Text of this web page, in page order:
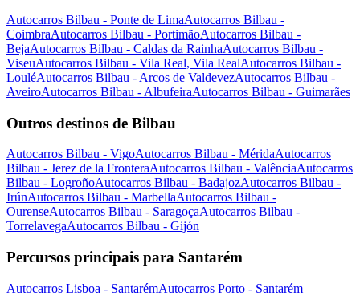
Autocarros Bilbau - Ponte de LimaAutocarros Bilbau -
CoimbraAutocarros Bilbau - PortimãoAutocarros Bilbau -
BejaAutocarros Bilbau - Caldas da RainhaAutocarros Bilbau -
ViseuAutocarros Bilbau - Vila Real, Vila RealAutocarros Bilbau -
LouléAutocarros Bilbau - Arcos de ValdevezAutocarros Bilbau -
AveiroAutocarros Bilbau - AlbufeiraAutocarros Bilbau - Guimarães
Outros destinos de Bilbau
Autocarros Bilbau - VigoAutocarros Bilbau - MéridaAutocarros
Bilbau - Jerez de la FronteraAutocarros Bilbau - ValênciaAutocarros
Bilbau - LogroñoAutocarros Bilbau - BadajozAutocarros Bilbau -
IrúnAutocarros Bilbau - MarbellaAutocarros Bilbau -
OurenseAutocarros Bilbau - SaragoçaAutocarros Bilbau -
TorrelavegaAutocarros Bilbau - Gijón
Percursos principais para Santarém
Autocarros Lisboa - SantarémAutocarros Porto - Santarém